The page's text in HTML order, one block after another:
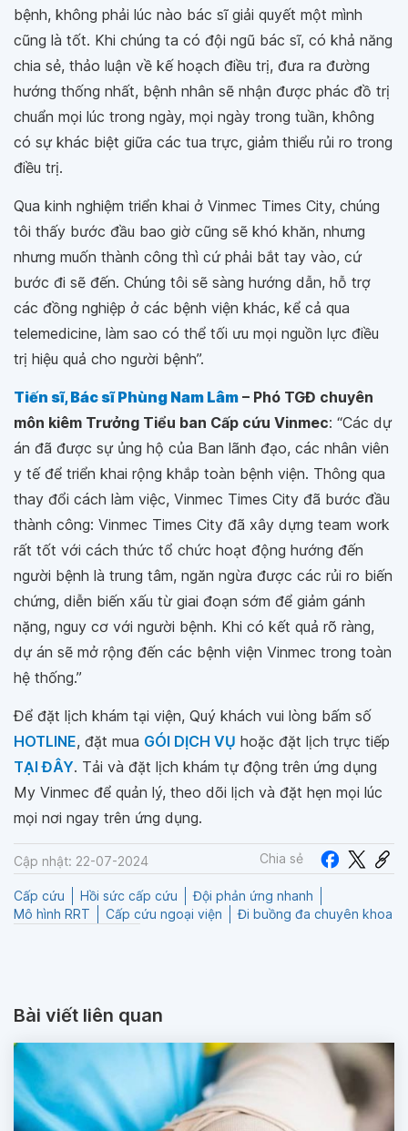
bệnh, không phải lúc nào bác sĩ giải quyết một mình
cũng là tốt. Khi chúng ta có đội ngũ bác sĩ, có khả năng
chia sẻ, thảo luận về kế hoạch điều trị, đưa ra đường
hướng thống nhất, bệnh nhân sẽ nhận được phác đồ trị
chuẩn mọi lúc trong ngày, mọi ngày trong tuần, không
có sự khác biệt giữa các tua trực, giảm thiểu rủi ro trong
điều trị.
Qua kinh nghiệm triển khai ở Vinmec Times City, chúng
tôi thấy bước đầu bao giờ cũng sẽ khó khăn, nhưng
nhưng muốn thành công thì cứ phải bắt tay vào, cứ
bước đi sẽ đến. Chúng tôi sẽ sàng hướng dẫn, hỗ trợ
các đồng nghiệp ở các bệnh viện khác, kể cả qua
telemedicine, làm sao có thể tối ưu mọi nguồn lực điều
trị hiệu quả cho người bệnh”.
Tiến sĩ, Bác sĩ Phùng Nam Lâm – Phó TGĐ chuyên
môn kiêm Trưởng Tiểu ban Cấp cứu Vinmec: “Các dự
án đã được sự ủng hộ của Ban lãnh đạo, các nhân viên
y tế để triển khai rộng khắp toàn bệnh viện. Thông qua
thay đổi cách làm việc, Vinmec Times City đã bước đầu
thành công: Vinmec Times City đã xây dựng team work
rất tốt với cách thức tổ chức hoạt động hướng đến
người bệnh là trung tâm, ngăn ngừa được các rủi ro biến
chứng, diễn biến xấu từ giai đoạn sớm để giảm gánh
nặng, nguy cơ với người bệnh. Khi có kết quả rõ ràng,
dự án sẽ mở rộng đến các bệnh viện Vinmec trong toàn
hệ thống.”
Để đặt lịch khám tại viện, Quý khách vui lòng bấm số
HOTLINE, đặt mua GÓI DỊCH VỤ hoặc đặt lịch trực tiếp
TẠI ĐÂY. Tải và đặt lịch khám tự động trên ứng dụng
My Vinmec để quản lý, theo dõi lịch và đặt hẹn mọi lúc
mọi nơi ngay trên ứng dụng.
Cập nhật: 22-07-2024 Chia sẻ
Cấp cứu Hồi sức cấp cứu
Đội phản ứng nhanh
Mô hình RRT
Cấp cứu ngoại viện Đi buồng đa chuyên khoa
Bài viết liên quan